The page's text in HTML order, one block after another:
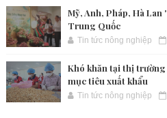
Mỹ, Anh, Pháp, Hà
Trung Quốc
Tin tức nông nghiệp
Khó khăn tại thị
mục tiêu xuất khẩu
Tin tức nông nghiệp